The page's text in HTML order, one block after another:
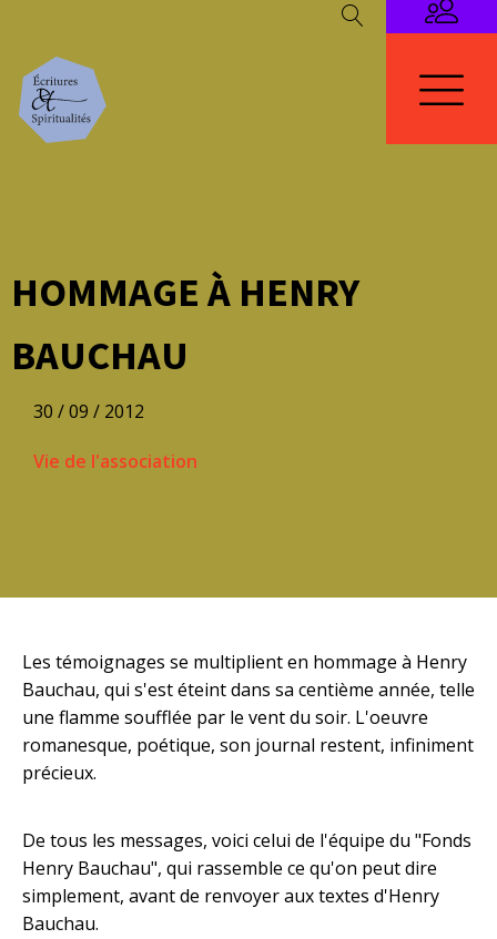
HOMMAGE À HENRY
BAUCHAU
30 / 09 / 2012
Vie de l'association
Les témoignages se multiplient en hommage à Henry
Bauchau, qui s'est éteint dans sa centième année, telle
une flamme soufflée par le vent du soir. L'oeuvre
romanesque, poétique, son journal restent, infiniment
précieux.
De tous les messages, voici celui de l'équipe du "Fonds
Henry Bauchau", qui rassemble ce qu'on peut dire
simplement, avant de renvoyer aux textes d'Henry
Bauchau.